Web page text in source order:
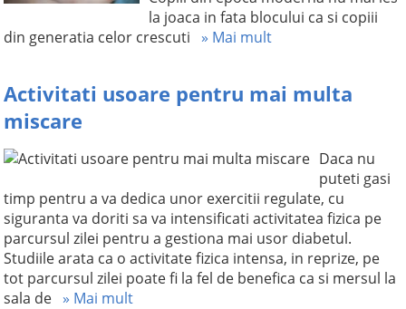
la joaca in fata blocului ca si copiii
din generatia celor crescuti » Mai mult
Activitati usoare pentru mai multa
miscare
Daca nu
puteti gasi
timp pentru a va dedica unor exercitii regulate, cu
siguranta va doriti sa va intensificati activitatea fizica pe
parcursul zilei pentru a gestiona mai usor diabetul.
Studiile arata ca o activitate fizica intensa, in reprize, pe
tot parcursul zilei poate fi la fel de benefica ca si mersul la
sala de » Mai mult